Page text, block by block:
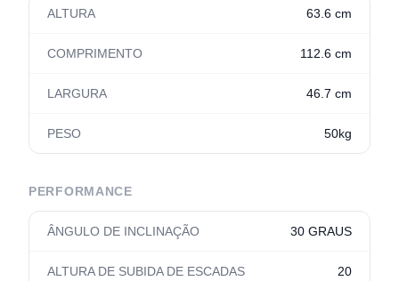
ALTURA 63.6 cm
COMPRIMENTO 112.6 cm
LARGURA 46.7 cm
PESO 50kg
PERFORMANCE
ÂNGULO DE INCLINAÇÃO 30 GRAUS
ALTURA DE SUBIDA DE ESCADAS
20